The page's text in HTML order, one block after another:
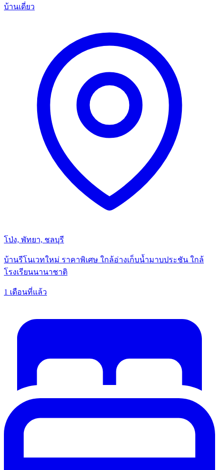
บ้านเดี่ยว
โป่ง, พัทยา, ชลบุรี
บ้านรีโนเวทใหม่ ราคาพิเศษ ใกล้อ่างเก็บน้ำมาบประชัน ใกล้
โรงเรียนนานาชาติ
1 เดือนที่แล้ว